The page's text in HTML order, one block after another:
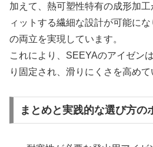
加えて、熱可塑性特有の成形加
ィットする繊細な設計が可能に
の両立を実現しています。
これにより、SEEYAのアイゼン
り固定され、滑りにくさを高めて
まとめと実践的な選び方の